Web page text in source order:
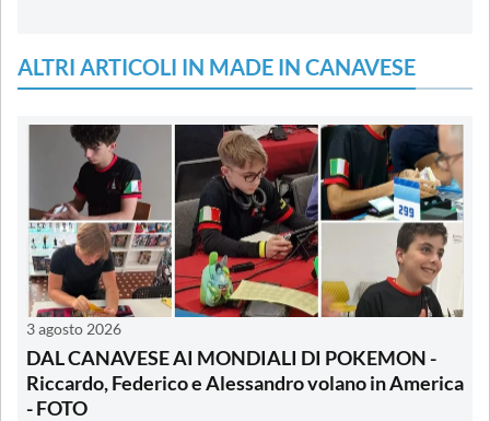
ALTRI ARTICOLI IN MADE IN CANAVESE
3 agosto 2026
DAL CANAVESE AI MONDIALI DI POKEMON -
Riccardo, Federico e Alessandro volano in America
- FOTO